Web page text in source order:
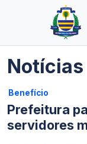
Notícias
Benefício
Prefeitura
servidores